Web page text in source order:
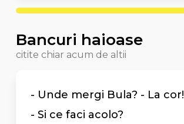
Bancuri haioase
citite chiar acum de altii
- Unde mergi Bula? - La cor!
- Si ce faci acolo?